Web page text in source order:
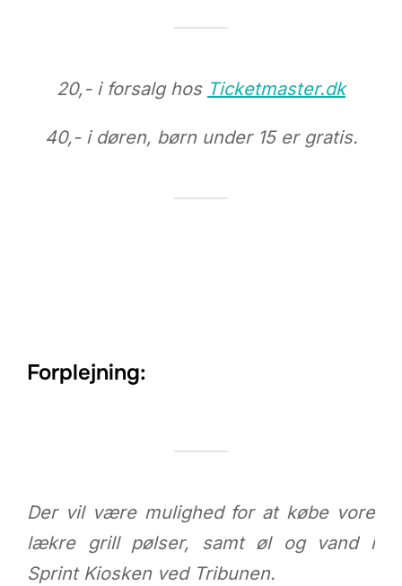
20,- i forsalg hos Ticketmaster.dk
40,- i døren, børn under 15 er gratis.
Forplejning:
Der vil være mulighed for at købe vore
lækre grill pølser, samt øl og vand i
Sprint Kiosken ved Tribunen.